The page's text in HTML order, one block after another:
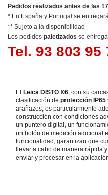
Pedidos realizados antes de las
* En España y Portugal se
** Sujeto a la disponibilidad
Los pedidos paletizados se
Tel. 93 803 95
El Leica DISTO X6, con su
clasificación de protección IP65
arañazos, es particularmente
construcción con condiciones
un puntero digital, un
un botón de medición adicional
funcionalidad, garantizan que
llevar a cabo de manera rápida
enviar y procesar en la